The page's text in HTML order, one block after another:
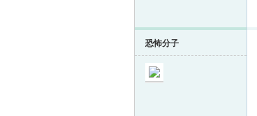
恐怖分子